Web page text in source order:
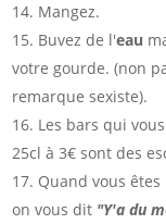
Mangez.
Buvez de l'eau
votre gourde. (non
remarque sexiste).
Les bars qui
25cl à 3€ sont des
Quand vous
on vous dit "Y'a du